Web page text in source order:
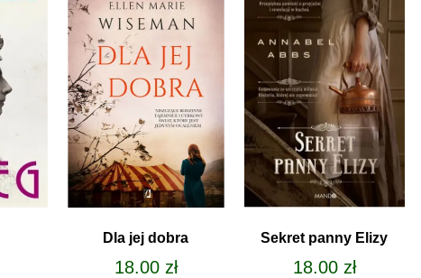
Dla jej dobra
18.00 zł
Sekret panny Elizy
18.00 zł